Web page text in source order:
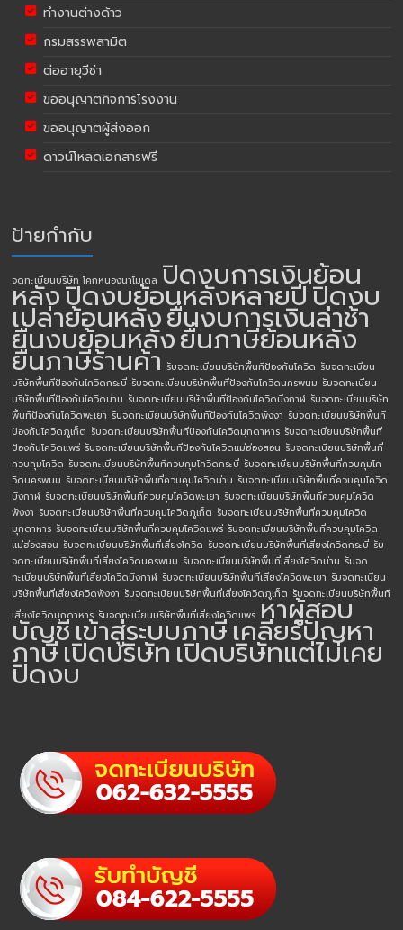
ทำงานต่างด้าว
กรมสรรพสามิต
ต่ออายุวีซ่า
ขออนุญาตกิจการโรงงาน
ขออนุญาตผู้ส่งออก
ดาวน์โหลดเอกสารฟรี
ป้ายกำกับ
จดทะเบียนบริษัท โคกหนองนาโมเดล ปิดงบการเงินย้อน
หลังปิดงบย้อนหลังหลายปีปิดงบ
เปล่าย้อนหลังยื่นงบการเงินล่าช้า
ยื่นงบย้อนหลังยื่นภาษีย้อนหลัง
ยื่นภาษีร้านค้า รับจดทะเบียนบริษัทพื้นทีป้องกันโควิด รับจดทะเบียน
บริษัทพื้นทีป้องกันโควิดกระบี่ รับจดทะเบียนบริษัทพื้นทีป้องกันโควิดนครพนม รับจดทะเบียน
บริษัทพื้นทีป้องกันโควิดน่าน รับจดทะเบียนบริษัทพื้นทีป้องกันโควิดบึงกาฬ รับจดทะเบียนบริษัท
พื้นทีป้องกันโควิดพะเยา รับจดทะเบียนบริษัทพื้นทีป้องกันโควิดพังงา รับจดทะเบียนบริษัทพื้นที
ป้องกันโควิดภูเก็ต รับจดทะเบียนบริษัทพื้นทีป้องกันโควิดมุกดาหาร รับจดทะเบียนบริษัทพื้นที
ป้องกันโควิดแพร่ รับจดทะเบียนบริษัทพื้นทีป้องกันโควิดแม่ฮ่องสอน รับจดทะเบียนบริษัทพื้นที่
ควบคุมโควิด รับจดทะเบียนบริษัทพื้นที่ควบคุมโควิดกระบี่ รับจดทะเบียนบริษัทพื้นที่ควบคุมโค
วิดนครพนม รับจดทะเบียนบริษัทพื้นที่ควบคุมโควิดน่าน รับจดทะเบียนบริษัทพื้นที่ควบคุมโควิด
บึงกาฬ รับจดทะเบียนบริษัทพื้นที่ควบคุมโควิดพะเยา รับจดทะเบียนบริษัทพื้นที่ควบคุมโควิด
พังงา รับจดทะเบียนบริษัทพื้นที่ควบคุมโควิดภูเก็ต รับจดทะเบียนบริษัทพื้นที่ควบคุมโควิด
มุกดาหาร รับจดทะเบียนบริษัทพื้นที่ควบคุมโควิดแพร่ รับจดทะเบียนบริษัทพื้นที่ควบคุมโควิด
แม่ฮ่องสอน รับจดทะเบียนบริษัทพื้นที่เสี่ยงโควิด รับจดทะเบียนบริษัทพื้นที่เสี่ยงโควิดกระบี่ รับ
จดทะเบียนบริษัทพื้นที่เสี่ยงโควิดนครพนม รับจดทะเบียนบริษัทพื้นที่เสี่ยงโควิดน่าน รับจด
ทะเบียนบริษัทพื้นที่เสี่ยงโควิดบึงกาฬ รับจดทะเบียนบริษัทพื้นที่เสี่ยงโควิดพะเยา รับจดทะเบียน
บริษัทพื้นที่เสี่ยงโควิดพังงา รับจดทะเบียนบริษัทพื้นที่เสี่ยงโควิดภูเก็ต รับจดทะเบียนบริษัทพื้นที่
เสี่ยงโควิดมุกดาหาร รับจดทะเบียนบริษัทพื้นที่เสี่ยงโควิดแพร่ หาผู้สอบ
บัญชีเข้าสู่ระบบภาษีเคลียร์ปัญหา
ภาษีเปิดบริษัทเปิดบริษัทแต่ไม่เคย
ปิดงบ